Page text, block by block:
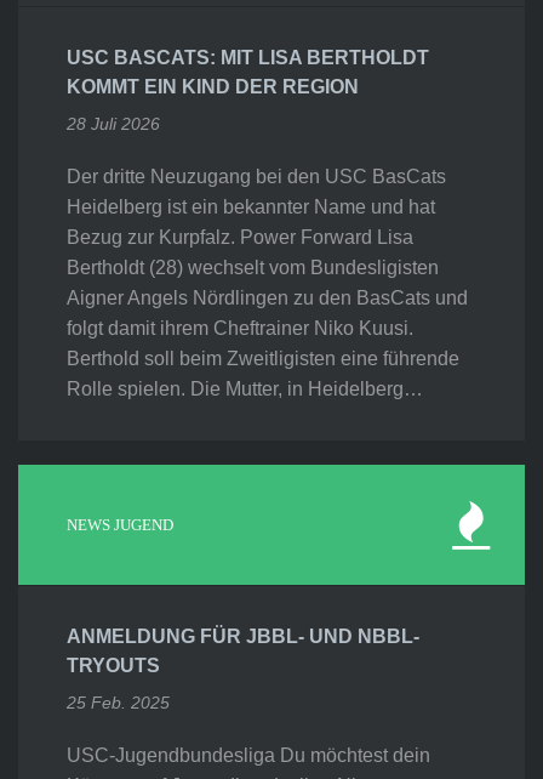
USC BASCATS: MIT LISA BERTHOLDT
KOMMT EIN KIND DER REGION
28 Juli 2026
Der dritte Neuzugang bei den USC BasCats
Heidelberg ist ein bekannter Name und hat
Bezug zur Kurpfalz. Power Forward Lisa
Bertholdt (28) wechselt vom Bundesligisten
Aigner Angels Nördlingen zu den BasCats und
folgt damit ihrem Cheftrainer Niko Kuusi.
Berthold soll beim Zweitligisten eine führende
Rolle spielen. Die Mutter, in Heidelberg…
NEWS JUGEND
ANMELDUNG FÜR JBBL- UND NBBL-
TRYOUTS
25 Feb. 2025
USC-Jugendbundesliga Du möchtest dein